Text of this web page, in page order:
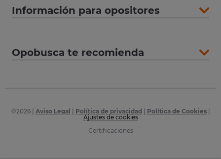
Información para opositores
Opobusca te recomienda
©2026| Aviso Legal Política de privacidad Política de Cookies|
Ajustes de cookies
Certificaciones